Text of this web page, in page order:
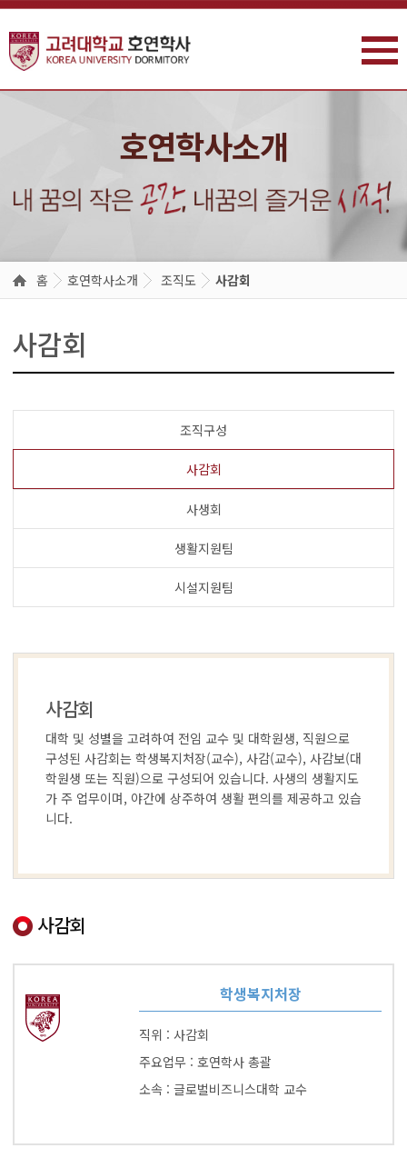
호연학사소개
홈 호연학사소개 조직도 사감회
사감회
조직구성
사감회
사생회
생활지원팀
시설지원팀
사감회
대학 및 성별을 고려하여 전임 교수 및 대학원생, 직원으로
구성된 사감회는 학생복지처장(교수), 사감(교수), 사감보(대
학원생 또는 직원)으로 구성되어 있습니다. 사생의 생활지도
가 주 업무이며, 야간에 상주하여 생활 편의를 제공하고 있습
니다.
사감회
학생복지처장
직위 : 사감회
주요업무 : 호연학사 총괄
소속 : 글로벌비즈니스대학 교수